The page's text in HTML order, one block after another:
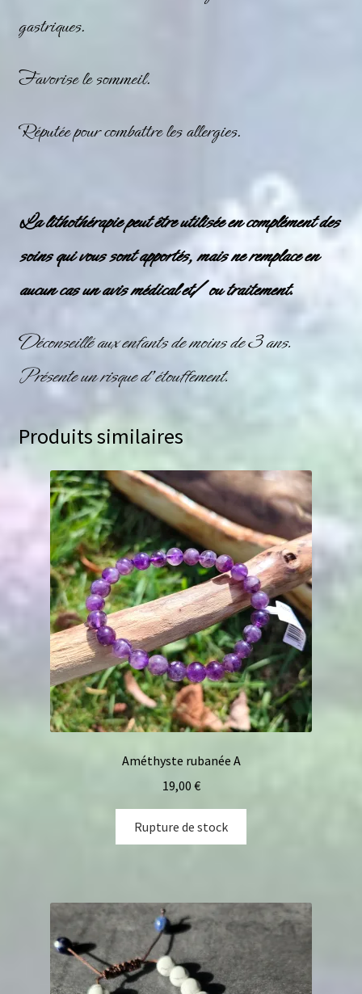
gastriques.
Favorise le sommeil.
Réputée pour combattre les allergies.
La lithothérapie peut être utilisée en complément des
soins qui vous sont apportés, mais ne remplace en
aucun cas un avis médical et/ ou traitement.
Déconseillé aux enfants de moins de 3 ans.
Présente un risque d’étouffement.
Produits similaires
Améthyste rubanée A
19,00 €
Rupture de stock